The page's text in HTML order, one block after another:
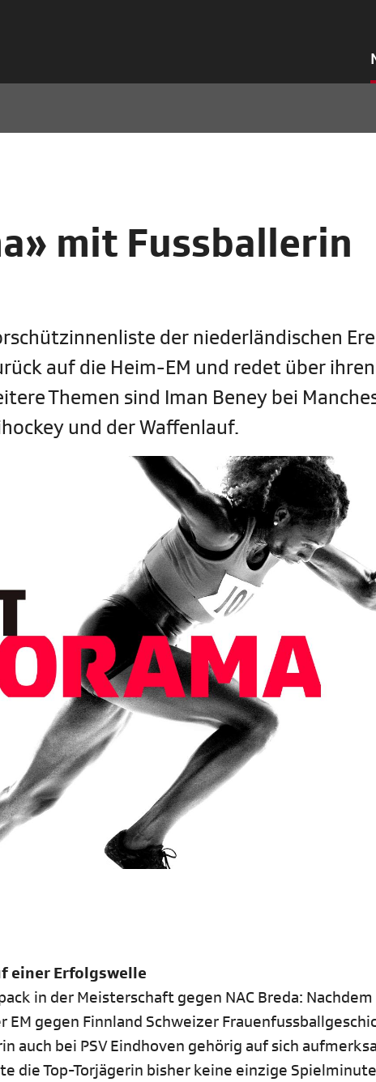
mit Fussballerin
der niederländischen
auf die Heim-EM und redet über ihren
Themen sind Iman Beney bei
und der Waffenlauf.
einer Erfolgswelle
in der Meisterschaft gegen NAC Breda: Nachdem
gegen Finnland Schweizer
auch bei PSV Eindhoven gehörig auf sich
die Top-Torjägerin bisher keine einzige